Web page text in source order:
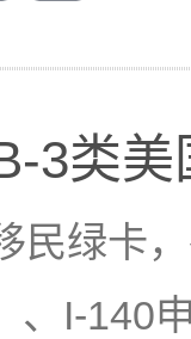
3类
民绿卡
、I-140